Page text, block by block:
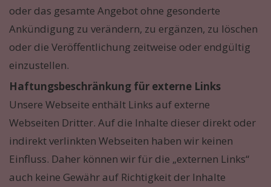
oder das gesamte Angebot ohne gesonderte
Ankündigung zu verändern, zu ergänzen, zu löschen
oder die Veröffentlichung zeitweise oder endgültig
einzustellen.
Haftungsbeschränkung für externe Links
Unsere Webseite enthält Links auf externe
Webseiten Dritter. Auf die Inhalte dieser direkt oder
indirekt verlinkten Webseiten haben wir keinen
Einfluss. Daher können wir für die „externen Links“
auch keine Gewähr auf Richtigkeit der Inhalte